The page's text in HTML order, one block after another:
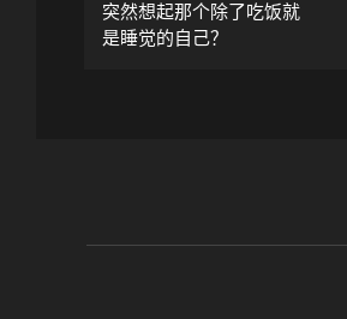
突然想起那个除了吃饭就
是睡觉的自己？